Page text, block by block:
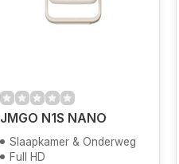
JMGO N1S NANO
Slaapkamer & Onderweg
Full HD